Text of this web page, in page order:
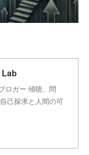
ロガー 傾聴、問
己探求と人間の可